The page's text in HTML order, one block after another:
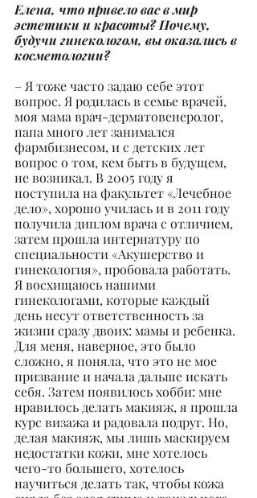
Елена, что привело вас в мир
эстетики и красоты? Почему,
будучи гинекологом, вы оказались в
косметологии?
– Я тоже часто задаю себе этот
вопрос. Я родилась в семье врачей,
моя мама врач-дерматовенеролог,
папа много лет занимался
фармбизнесом, и с детских лет
вопрос о том, кем быть в будущем,
не возникал. В 2005 году я
поступила на факультет «Лечебное
дело», хорошо училась и в 2011 году
получила диплом врача с отличием,
затем прошла интернатуру по
специальности «Акушерство и
гинекология», пробовала работать.
Я восхищаюсь нашими
гинекологами, которые каждый
день несут ответственность за
жизни сразу двоих: мамы и ребенка.
Для меня, наверное, это было
сложно, я поняла, что это не мое
призвание и начала дальше искать
себя. Затем появилось хобби: мне
нравилось делать макияж, я прошла
курс визажа и радовала подруг. Но,
делая макияж, мы лишь маскируем
недостатки кожи, мне хотелось
чего-то большего, хотелось
научиться делать так, чтобы кожа